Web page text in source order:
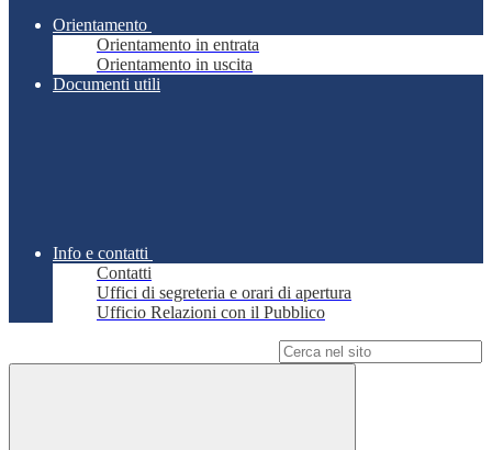
Orientamento
Orientamento in entrata
Orientamento in uscita
Documenti utili
Info e contatti
Contatti
Uffici di segreteria e orari di apertura
Ufficio Relazioni con il Pubblico